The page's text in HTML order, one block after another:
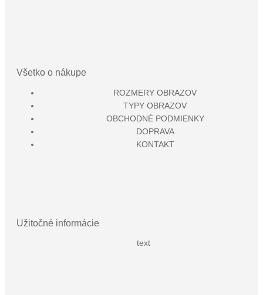
Všetko o nákupe
ROZMERY OBRAZOV
TYPY OBRAZOV
OBCHODNÉ PODMIENKY
DOPRAVA
KONTAKT
Užitočné informácie
text